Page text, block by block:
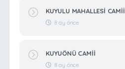
KUYULU MAHALLESİ CAMİİ
8 ay önce
KUYUÖNÜ CAMİİ
8 ay önce